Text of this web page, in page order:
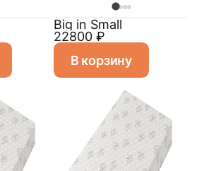
Big in Small
22800 ₽
В корзину